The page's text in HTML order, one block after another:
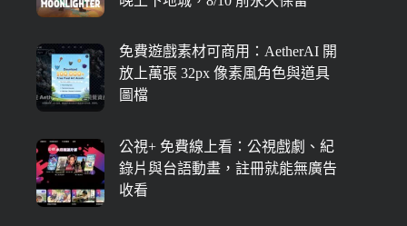
免費遊戲素材可商用：AetherAI 開
放上萬張 32px 像素風角色與道具
圖檔
公視+ 免費線上看：公視戲劇、紀
錄片與台語動畫，註冊就能無廣告
收看